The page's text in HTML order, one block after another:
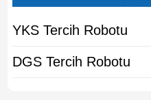
YKS Tercih Robotu
DGS Tercih Robotu